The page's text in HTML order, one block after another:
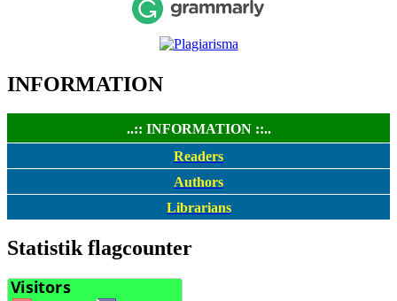
INFORMATION
..:: INFORMATION ::..
Readers
Authors
Librarians
Statistik flagcounter